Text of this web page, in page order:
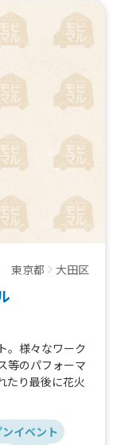
光が差し込み、
東京都 大田区
。様々なワーク
等のパフォーマ
たり最後に花火
イベント